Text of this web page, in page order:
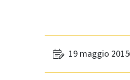
19 maggio 2015